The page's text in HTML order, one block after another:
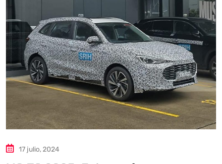
17 julio, 2024
Estoy aquí para encontrar lo que necesitas. ¿Qué estás
buscando? "Este asistente con IA (OpenAI) ofrece
información referencial que puede contener errores.
Asistente con IA en desarrollo. Autoanalítica optimiza
diariamente su exactitud."